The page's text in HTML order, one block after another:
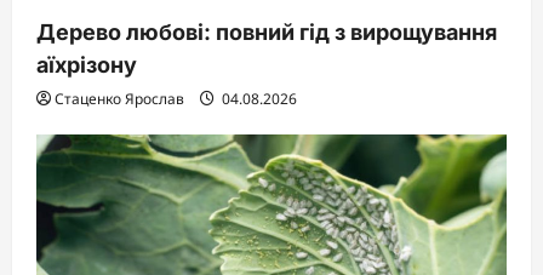
Дерево любові: повний гід з вирощування
аїхрізону
Стаценко Ярослав 04.08.2026